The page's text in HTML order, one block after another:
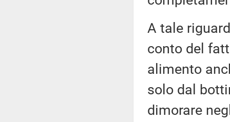
A tale
conto del
alimento
solo dal
dimorare